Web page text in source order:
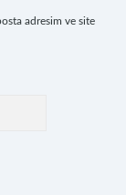
adresim ve site